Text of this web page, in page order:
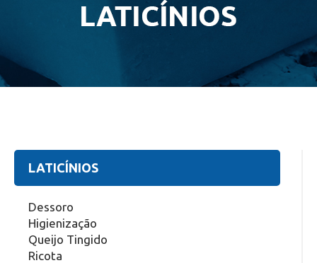
LATICÍNIOS
Dessoro
Higienização
Queijo Tingido
Ricota